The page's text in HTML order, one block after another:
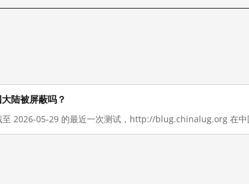
陆被屏蔽吗？
2026-05-29 的最近一次测试，http://blug.chinalug.org 在中